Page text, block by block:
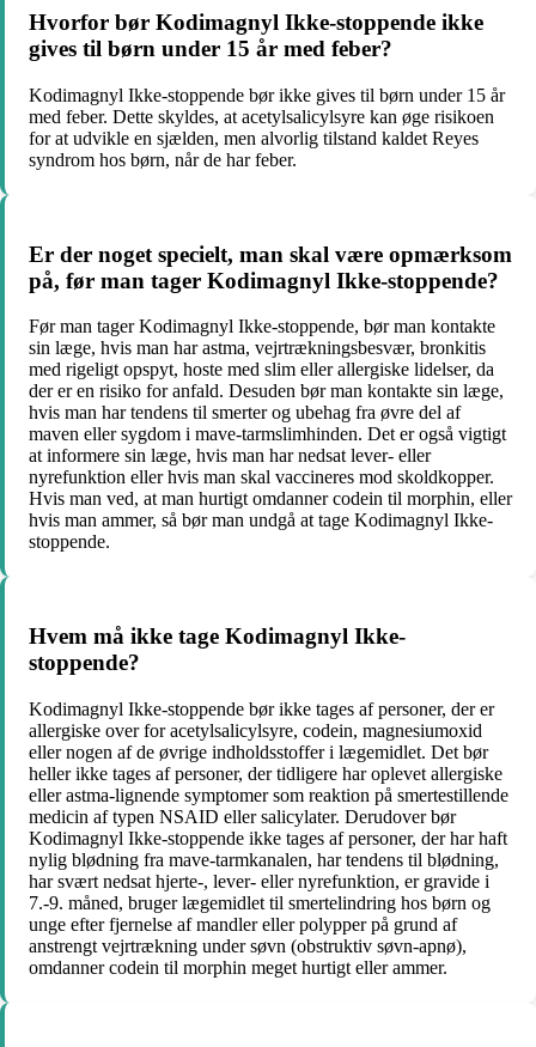
Hvorfor bør Kodimagnyl Ikke-stoppende ikke
gives til børn under 15 år med feber?
Kodimagnyl Ikke-stoppende bør ikke gives til børn under 15 år
med feber. Dette skyldes, at acetylsalicylsyre kan øge risikoen
for at udvikle en sjælden, men alvorlig tilstand kaldet Reyes
syndrom hos børn, når de har feber.
Er der noget specielt, man skal være opmærksom
på, før man tager Kodimagnyl Ikke-stoppende?
Før man tager Kodimagnyl Ikke-stoppende, bør man kontakte
sin læge, hvis man har astma, vejrtrækningsbesvær, bronkitis
med rigeligt opspyt, hoste med slim eller allergiske lidelser, da
der er en risiko for anfald. Desuden bør man kontakte sin læge,
hvis man har tendens til smerter og ubehag fra øvre del af
maven eller sygdom i mave-tarmslimhinden. Det er også vigtigt
at informere sin læge, hvis man har nedsat lever- eller
nyrefunktion eller hvis man skal vaccineres mod skoldkopper.
Hvis man ved, at man hurtigt omdanner codein til morphin, eller
hvis man ammer, så bør man undgå at tage Kodimagnyl Ikke-
stoppende.
Hvem må ikke tage Kodimagnyl Ikke-
stoppende?
Kodimagnyl Ikke-stoppende bør ikke tages af personer, der er
allergiske over for acetylsalicylsyre, codein, magnesiumoxid
eller nogen af de øvrige indholdsstoffer i lægemidlet. Det bør
heller ikke tages af personer, der tidligere har oplevet allergiske
eller astma-lignende symptomer som reaktion på smertestillende
medicin af typen NSAID eller salicylater. Derudover bør
Kodimagnyl Ikke-stoppende ikke tages af personer, der har haft
nylig blødning fra mave-tarmkanalen, har tendens til blødning,
har svært nedsat hjerte-, lever- eller nyrefunktion, er gravide i
7.-9. måned, bruger lægemidlet til smertelindring hos børn og
unge efter fjernelse af mandler eller polypper på grund af
anstrengt vejrtrækning under søvn (obstruktiv søvn-apnø),
omdanner codein til morphin meget hurtigt eller ammer.